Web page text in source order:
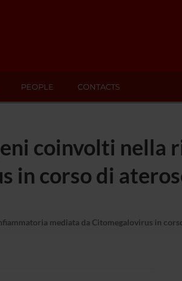
PEOPLE CONTACTS
coinvolti nella
in corso di
mediata da Citomegalovirus in